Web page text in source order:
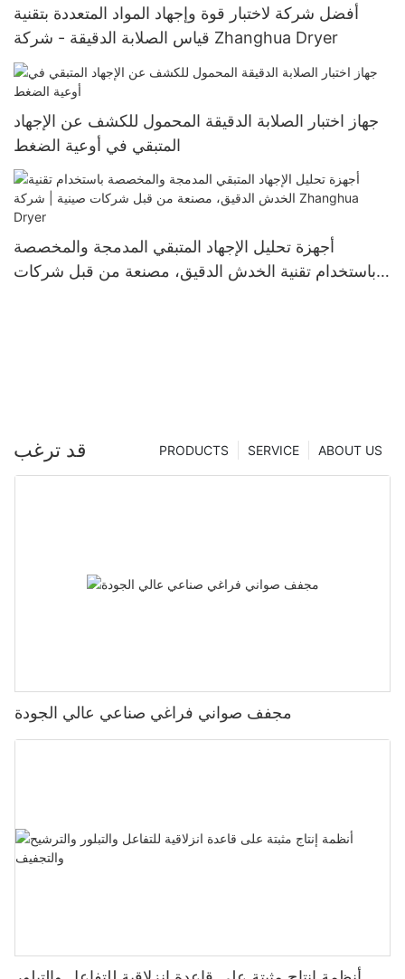
أفضل شركة لاختبار قوة وإجهاد المواد المتعددة بتقنية
قياس الصلابة الدقيقة - شركة Zhanghua Dryer
جهاز اختبار الصلابة الدقيقة المحمول للكشف عن الإجهاد
المتبقي في أوعية الضغط
أجهزة تحليل الإجهاد المتبقي المدمجة والمخصصة
باستخدام تقنية الخدش الدقيق، مصنعة من قبل شركات
قد ترغب ABOUT US
SERVICE
PRODUCTS
مجفف صواني فراغي صناعي عالي الجودة